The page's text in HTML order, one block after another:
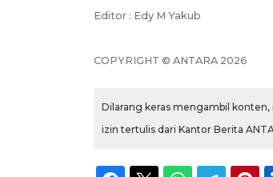
Editor : Edy M Yakub
COPYRIGHT © ANTARA 2026
Dilarang keras mengambil
izin tertulis dari Kantor Berita